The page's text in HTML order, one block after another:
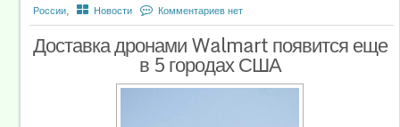
России, Новости Комментариев нет
Доставка дронами Walmart появится еще
в 5 городах США